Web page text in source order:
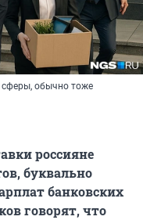
сферы, обычно тоже
россияне
буквально
банковских
говорят, что